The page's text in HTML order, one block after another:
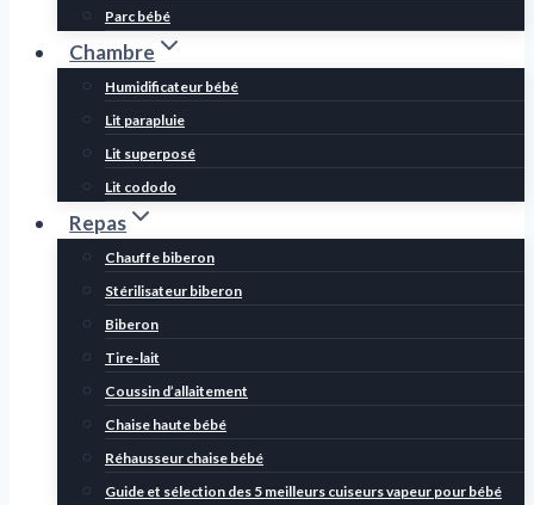
Parc bébé
Chambre
Humidificateur bébé
Lit parapluie
Lit superposé
Lit cododo
Repas
Chauffe biberon
Stérilisateur biberon
Biberon
Tire-lait
Coussin d’allaitement
Chaise haute bébé
Réhausseur chaise bébé
Guide et sélection des 5 meilleurs cuiseurs vapeur pour bébé